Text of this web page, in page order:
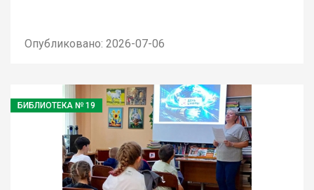
Опубликовано: 2026-07-06
БИБЛИОТЕКА № 19